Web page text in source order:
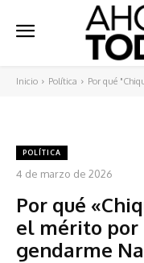
Inicio Política Por qué
POLÍTICA
4 de marzo de 2026
Por qué
el mérito
gendarme